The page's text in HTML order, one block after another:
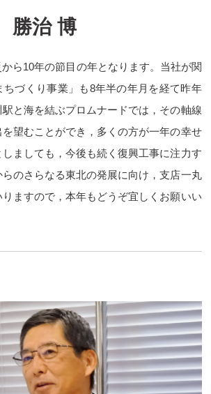
勝治 博
ら10年の節目の年となります。当社が関
ちづくり事業」も8年半の年月を経て昨年
と海を結ぶプロムナードでは，その軸線
望むことができ，多くの方が一年の幸せ
ましても，今後も続く復興工事に注力す
のさらなる東北の発展に向け，支店一丸
ますので，本年もどうぞ宜しくお願いい